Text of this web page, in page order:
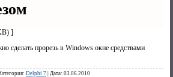
]
сделать прорезь в Windows окне средствами
Delphi 7 | Дата: 03.06.2010